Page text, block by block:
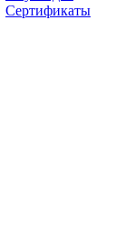
Сертификаты